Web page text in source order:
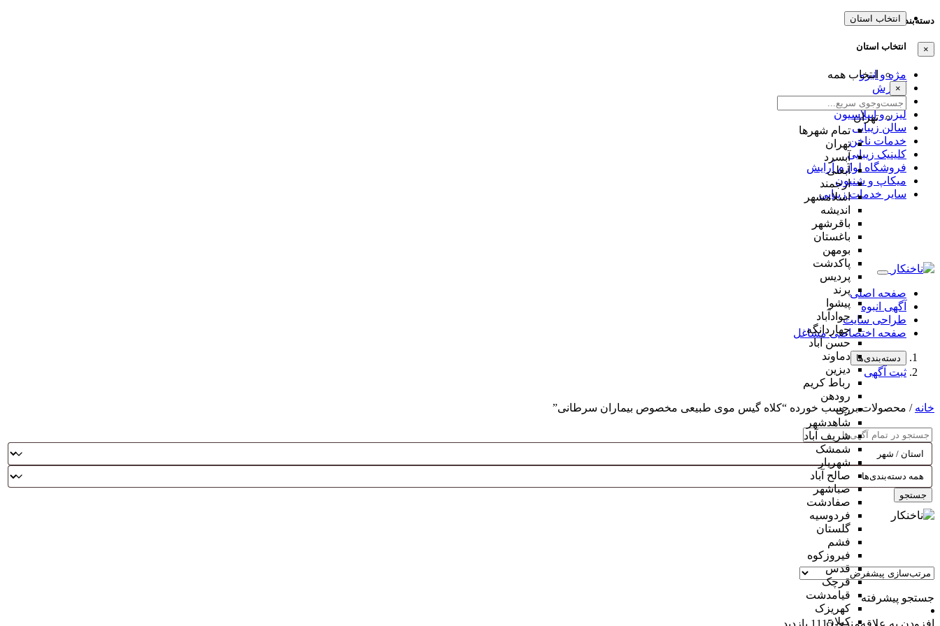
دسته‌بندی‌ها
×
مژه و ابرو
آموزش
عروس
لیزر و اپیلاسیون
سالن زیبایی
خدمات ناخن
کلینیک زیبایی
فروشگاه لوازم آرایش
میکاپ و شنیون
سایر خدمات زیبایی
انتخاب استان
انتخاب استان
انتخاب همه
×
تهران
تمام شهر‌ها
تهران
آبسرد
آبعلی
ارجمند
اسلامشهر
اندیشه
باقرشهر
باغستان
بومهن
پاکدشت
پردیس
پرند
پیشوا
جوادآباد
چهاردانگه
حسن آباد
دماوند
دیزین
رباط کریم
رودهن
ری
شاهدشهر
شریف آباد
شمشک
شهریار
صالح آباد
صباشهر
صفادشت
فردوسیه
گلستان
فشم
فیروزکوه
قدس
قرچک
قیامدشت
کهریزک
کیلان
صفحه اصلی
آگهی انبوه
طراحی سایت
صفحه اختصاصی مشاغل
دسته‌بندی‌ها
ثبت آگهی
خانه / محصولات برچسب خورده “کلاه گیس موی طبیعی مخصوص بیماران سرطانی”
جستجو
جستجو پیشرفته
افزودن به علاقه‌مندی 1115 بازدید